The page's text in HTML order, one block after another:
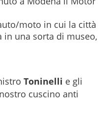
moto in cui la città
in una sorta di museo,
Toninelli e gli
cuscino anti